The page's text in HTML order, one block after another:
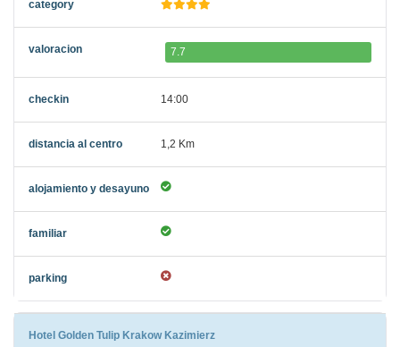
7.7
14:00
1,2 Km
Hotel Golden Tulip Krakow Kazimierz